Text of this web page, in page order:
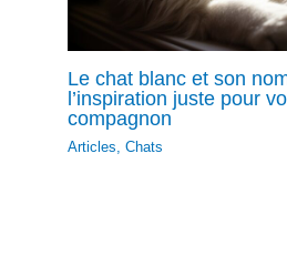
Le chat blanc et son
l’inspiration juste pour
compagnon
Articles ,Chats